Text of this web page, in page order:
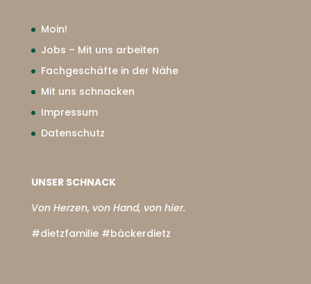
Moin!
Jobs – Mit uns arbeiten
Fachgeschäfte in der Nähe
Mit uns schnacken
Impressum
Datenschutz
UNSER SCHNACK
Von Herzen, von Hand, von hier.
#dietzfamilie #bäckerdietz